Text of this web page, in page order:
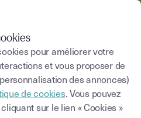
Saisissez un terme
pour améliorer votre
et vous proposer de
des annonces)
de cookies. Vous pouvez
sur le lien « Cookies »